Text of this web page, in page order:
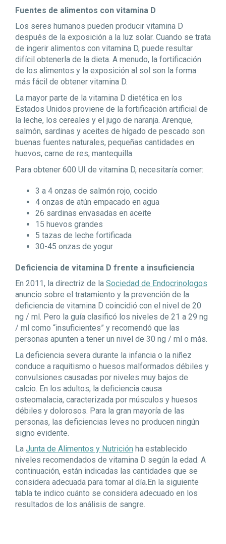
Fuentes de alimentos con vitamina D
Los seres humanos pueden producir vitamina D
después de la exposición a la luz solar. Cuando se trata
de ingerir alimentos con vitamina D, puede resultar
difícil obtenerla de la dieta. A menudo, la fortificación
de los alimentos y la exposición al sol son la forma
más fácil de obtener vitamina D.
La mayor parte de la vitamina D dietética en los
Estados Unidos proviene de la fortificación artificial de
la leche, los cereales y el jugo de naranja. Arenque,
salmón, sardinas y aceites de hígado de pescado son
buenas fuentes naturales, pequeñas cantidades en
huevos, carne de res, mantequilla.
Para obtener 600 UI de vitamina D, necesitaría comer:
3 a 4 onzas de salmón rojo, cocido
4 onzas de atún empacado en agua
26 sardinas envasadas en aceite
15 huevos grandes
5 tazas de leche fortificada
30-45 onzas de yogur
Deficiencia de vitamina D frente a insuficiencia
En 2011, la directriz de la Sociedad de Endocrinologos
anuncio sobre el tratamiento y la prevención de la
deficiencia de vitamina D coincidió con el nivel de 20
ng / ml. Pero la guía clasificó los niveles de 21 a 29 ng
/ ml como “insuficientes” y recomendó que las
personas apunten a tener un nivel de 30 ng / ml o más.
La deficiencia severa durante la infancia o la niñez
conduce a raquitismo o huesos malformados débiles y
convulsiones causadas por niveles muy bajos de
calcio. En los adultos, la deficiencia causa
osteomalacia, caracterizada por músculos y huesos
débiles y dolorosos. Para la gran mayoría de las
personas, las deficiencias leves no producen ningún
signo evidente.
La Junta de Alimentos y Nutrición ha establecido
niveles recomendados de vitamina D según la edad. A
continuación, están indicadas las cantidades que se
considera adecuada para tomar al día. En la siguiente
tabla te indico cuánto se considera adecuado en los
resultados de los análisis de sangre.